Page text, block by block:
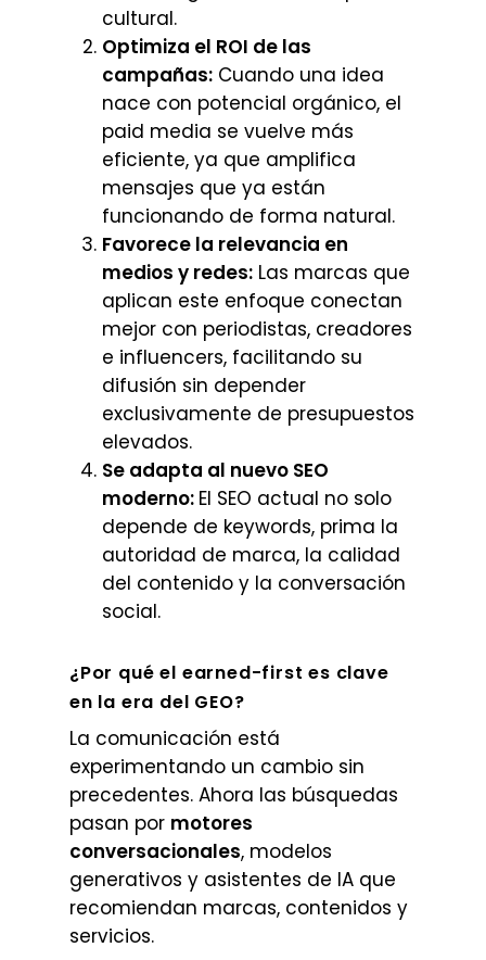
cultural.
Optimiza el ROI de las
campañas: Cuando una idea
nace con potencial orgánico, el
paid media se vuelve más
eficiente, ya que amplifica
mensajes que ya están
funcionando de forma natural.
Favorece la relevancia en
medios y redes: Las marcas que
aplican este enfoque conectan
mejor con periodistas, creadores
e influencers, facilitando su
difusión sin depender
exclusivamente de presupuestos
elevados.
Se adapta al nuevo SEO
moderno: El SEO actual no solo
depende de keywords, prima la
autoridad de marca, la calidad
del contenido y la conversación
social.
¿Por qué el earned-first es clave
en la era del GEO?
La comunicación está
experimentando un cambio sin
precedentes. Ahora las búsquedas
pasan por motores
conversacionales, modelos
generativos y asistentes de IA que
recomiendan marcas, contenidos y
servicios.